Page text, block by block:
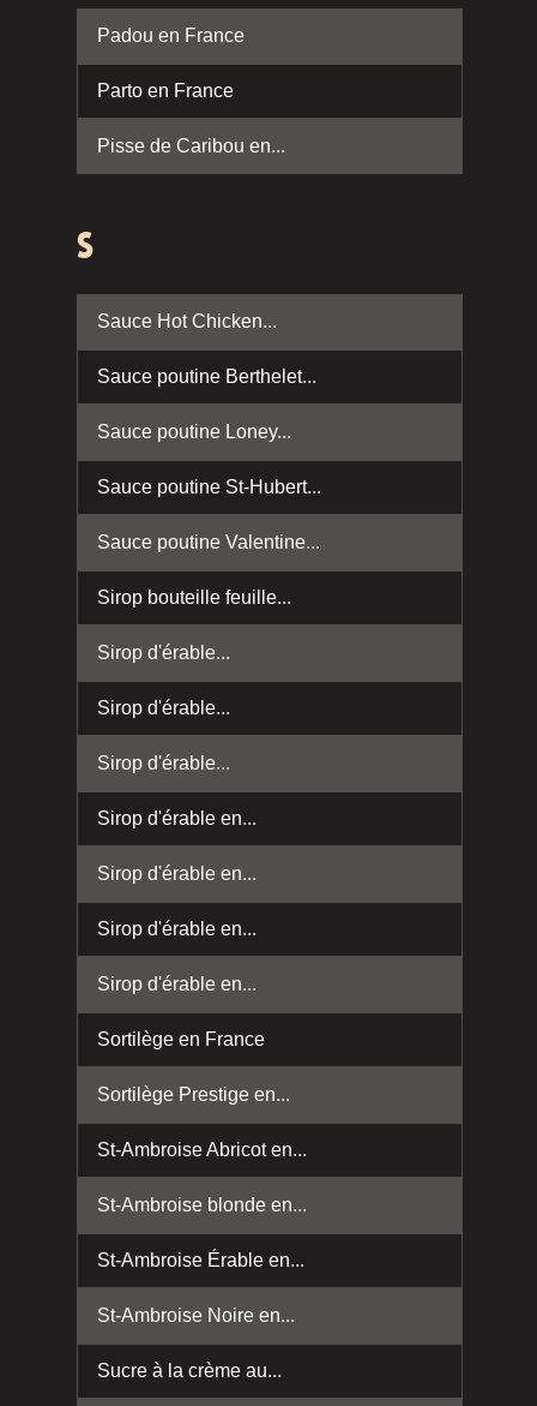
Padou en France
Parto en France
Pisse de Caribou en...
S
Sauce Hot Chicken...
Sauce poutine Berthelet...
Sauce poutine Loney...
Sauce poutine St-Hubert...
Sauce poutine Valentine...
Sirop bouteille feuille...
Sirop d'érable...
Sirop d'érable...
Sirop d'érable...
Sirop d'érable en...
Sirop d'érable en...
Sirop d'érable en...
Sirop d'érable en...
Sortilège en France
Sortilège Prestige en...
St-Ambroise Abricot en...
St-Ambroise blonde en...
St-Ambroise Érable en...
St-Ambroise Noire en...
Sucre à la crème au...